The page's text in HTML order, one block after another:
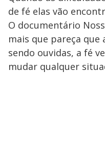
de fé elas vão
O documentário
mais que pareça que
sendo ouvidas, a fé
mudar qualquer